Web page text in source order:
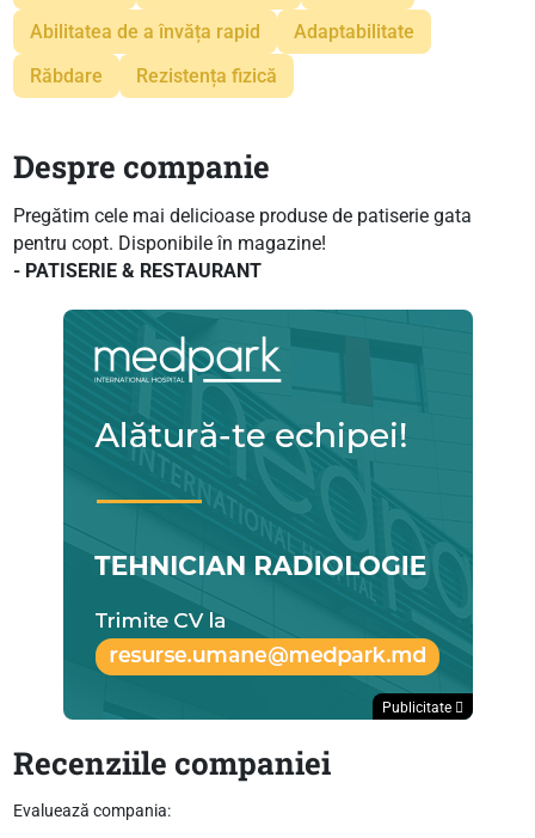
Abilitatea de a învăța rapid
Adaptabilitate
Răbdare
Rezistența fizică
Despre companie
Pregătim cele mai delicioase produse de patiserie gata
pentru copt. Disponibile în magazine!
- PATISERIE & RESTAURANT
Publicitate
Recenziile companiei
Evaluează compania: